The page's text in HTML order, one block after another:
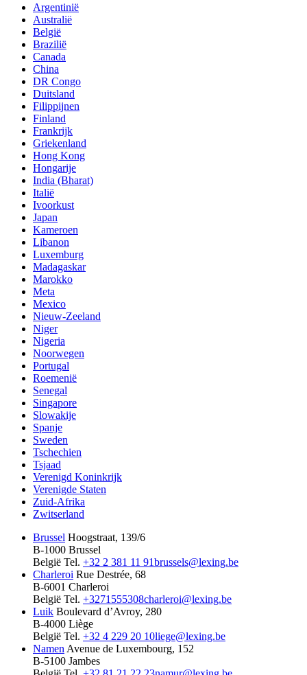
Argentinië
Australië
België
Brazilië
Canada
China
DR Congo
Duitsland
Filippijnen
Finland
Frankrijk
Griekenland
Hong Kong
Hongarije
India (Bharat)
Italië
Ivoorkust
Japan
Kameroen
Libanon
Luxemburg
Madagaskar
Marokko
Meta
Mexico
Nieuw-Zeeland
Niger
Nigeria
Noorwegen
Portugal
Roemenië
Senegal
Singapore
Slowakije
Spanje
Sweden
Tschechien
Tsjaad
Verenigd Koninkrijk
Verenigde Staten
Zuid-Afrika
Zwitserland
Brussel Hoogstraat, 139/6
B-1000 Brussel
België Tel. +32 2 381 11 91brussels@lexing.be
Charleroi Rue Destrée, 68
B-6001 Charleroi
België Tel. +3271555308charleroi@lexing.be
Luik Boulevard d’Avroy, 280
B-4000 Liège
België Tel. +32 4 229 20 10liege@lexing.be
Namen Avenue de Luxembourg, 152
B-5100 Jambes